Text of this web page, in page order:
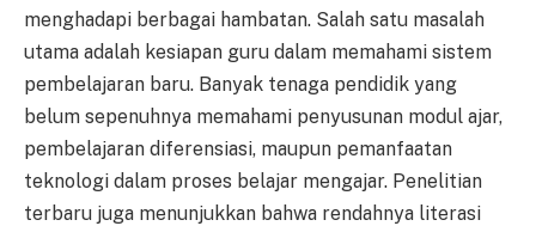
menghadapi berbagai hambatan. Salah satu masalah
utama adalah kesiapan guru dalam memahami sistem
pembelajaran baru. Banyak tenaga pendidik yang
belum sepenuhnya memahami penyusunan modul ajar,
pembelajaran diferensiasi, maupun pemanfaatan
teknologi dalam proses belajar mengajar. Penelitian
terbaru juga menunjukkan bahwa rendahnya literasi